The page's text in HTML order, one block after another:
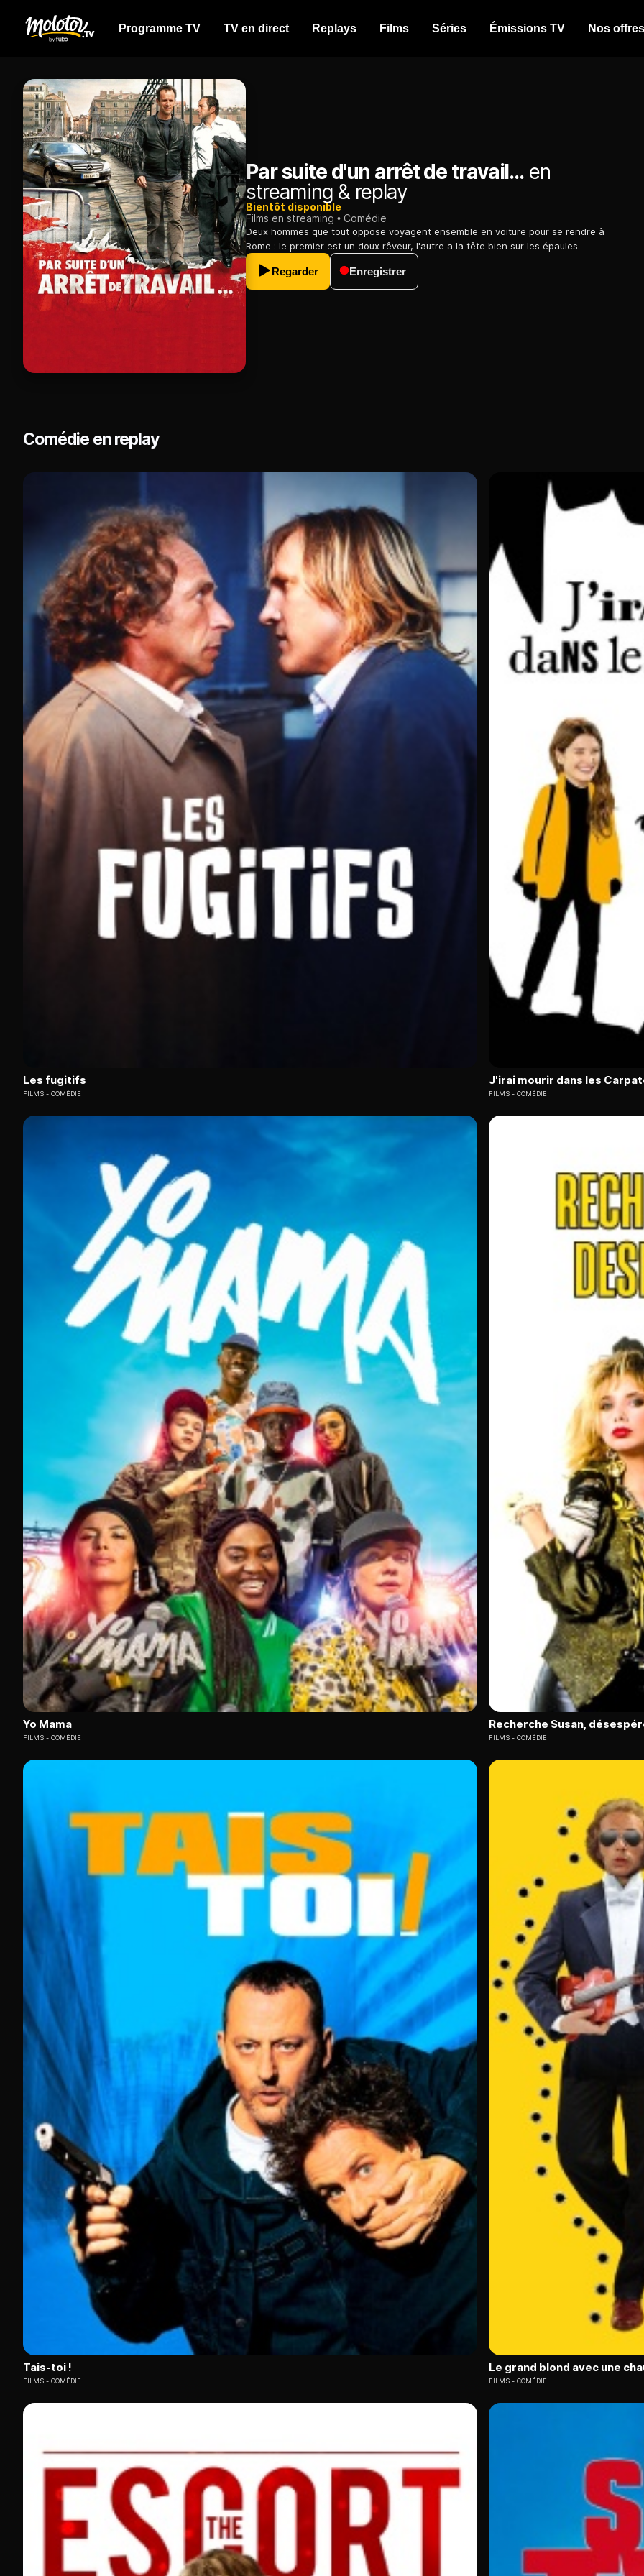
Programme TV TV en direct Replays Films Séries Émissions TV Nos offres
Par suite d'un arrêt de travail...en
streaming & replay
Bientôt disponible
Films en streaming
Comédie
Deux hommes que tout oppose voyagent ensemble en voiture pour se rendre à
Rome : le premier est un doux rêveur, l'autre a la tête bien sur les épaules.
Regarder Enregistrer
Comédie en replay
Les fugitifs
FILMS COMÉDIE
J'irai mourir dans les
FILMS COMÉDIE
Yo Mama
FILMS COMÉDIE
Recherche Susan,
FILMS COMÉDIE
Tais-toi !
FILMS COMÉDIE
Le grand blond avec une
FILMS COMÉDIE